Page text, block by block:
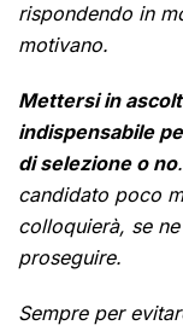
rispondendo in
motivano.
Mettersi in
indispensabile
di selezione o no
candidato poco
colloquierà, se
proseguire.
Sempre per